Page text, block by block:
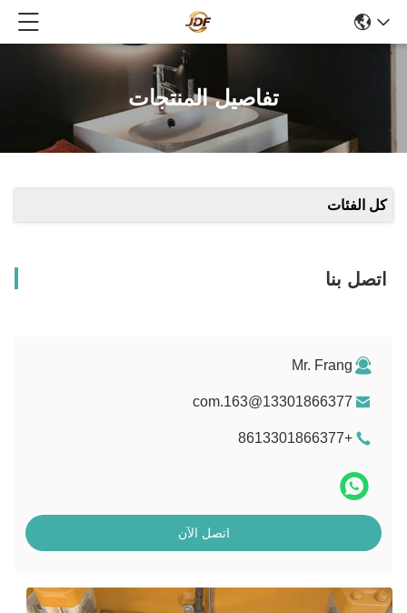
تفاصيل المنتجات
كل الفئات
اتصل بنا
Mr. Frang
13301866377@163.com
+8613301866377
اتصل الآن